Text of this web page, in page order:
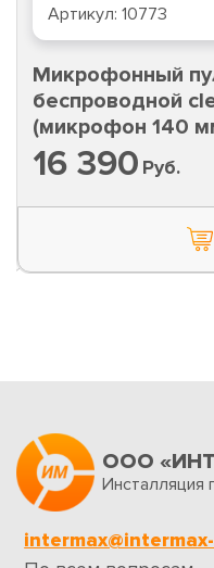
Артикул: 10773
Микрофонный
беспроводной
(микрофон 140
16 390 Руб.
ООО
Инсталляция